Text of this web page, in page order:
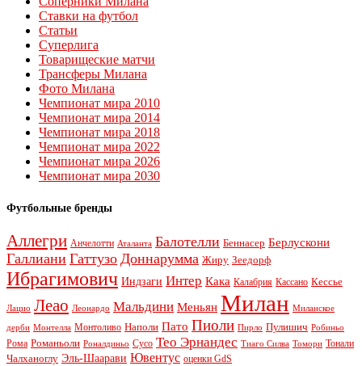
Ставки на футбол
Статьи
Суперлига
Товарищеские матчи
Трансферы Милана
Фото Милана
Чемпионат мира 2010
Чемпионат мира 2014
Чемпионат мира 2018
Чемпионат мира 2022
Чемпионат мира 2026
Чемпионат мира 2030
Футбольные бренды
Аллегри Анчелотти Аталанта Балотелли Беннасер Берлускони
Галлиани Гаттузо Доннарумма Жиру Зеедорф
Ибрагимович Индзаги Интер Кака Калабрия Кассано Кессье
Лацио Леао Леонардо Мальдини Меньян Милан Миланское
дерби Монтелла Монтоливо Наполи Пато Пиоли Пирло Пулишич Робиньо
Рома Романьоли Роналдиньо Сусо Тео Эрнандес Тиаго Силва Томори Тонали
Чалханоглу Эль-Шаарави Ювентус оценки GdS